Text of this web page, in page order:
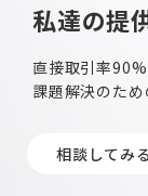
私達の提
直接取引率
課題解決のため
相談してみる